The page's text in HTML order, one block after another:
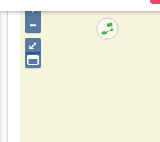
⤢
+
–